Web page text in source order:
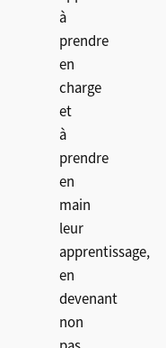
à
prendre
en
charge
et
à
prendre
en
main
leur
apprentissage,
en
devenant
non